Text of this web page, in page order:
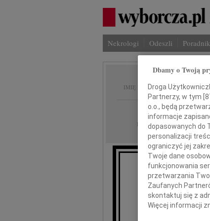
Nekrologi Odeszli
IMIĘ I NAZWISKO:
REGION: Poznań
DATA EMISJI: 07.10.2009
Dbamy o Twoją
Droga
Partnerzy, w tym [
o.o., będą
informacje
dopasowanych do
personalizacji
ograniczyć jej
Twoje dane
funkcjonowania
przetwarzania
Zaufanych
skontaktuj się z
Więcej informacji